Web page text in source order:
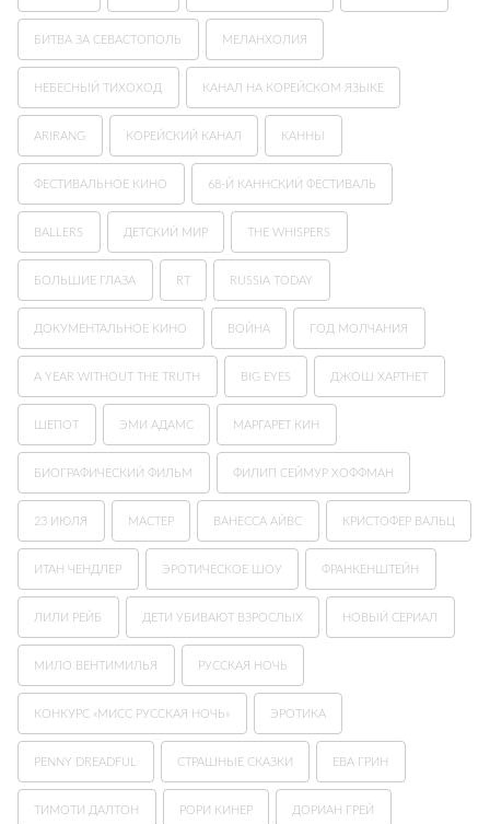
БИТВА ЗА СЕВАСТОПОЛЬ МЕЛАНХОЛИЯ
НЕБЕСНЫЙ ТИХОХОД КАНАЛ НА КОРЕЙСКОМ ЯЗЫКЕ
ARIRANG КОРЕЙСКИЙ КАНАЛ КАННЫ
ФЕСТИВАЛЬНОЕ КИНО 68-Й КАННСКИЙ ФЕСТИВАЛЬ
BALLERS ДЕТСКИЙ МИР THE WHISPERS
БОЛЬШИЕ ГЛАЗА RT RUSSIA TODAY
ДОКУМЕНТАЛЬНОЕ КИНО ВОЙНА ГОД МОЛЧАНИЯ
A YEAR WITHOUT THE TRUTH BIG EYES ДЖОШ ХАРТНЕТ
ШЕПОТ ЭМИ АДАМС МАРГАРЕТ КИН
БИОГРАФИЧЕСКИЙ ФИЛЬМ ФИЛИП СЕЙМУР ХОФФМАН
23 ИЮЛЯ МАСТЕР ВАНЕССА АЙВС КРИСТОФЕР ВАЛЬЦ
ИТАН ЧЕНДЛЕР ЭРОТИЧЕСКОЕ ШОУ ФРАНКЕНШТЕЙН
ЛИЛИ РЕЙБ ДЕТИ УБИВАЮТ ВЗРОСЛЫХ НОВЫЙ СЕРИАЛ
МИЛО ВЕНТИМИЛЬЯ РУССКАЯ НОЧЬ
КОНКУРС «МИСС РУССКАЯ НОЧЬ» ЭРОТИКА
PENNY DREADFUL СТРАШНЫЕ СКАЗКИ ЕВА ГРИН
ТИМОТИ ДАЛТОН РОРИ КИНЕР ДОРИАН ГРЕЙ